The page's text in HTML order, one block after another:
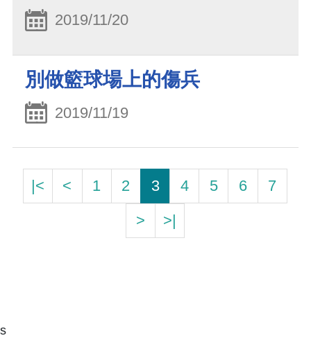
2019/11/20
別做籃球場上的傷兵
2019/11/19
|< < 1 2 3 4 5 6
7
>
>|
s